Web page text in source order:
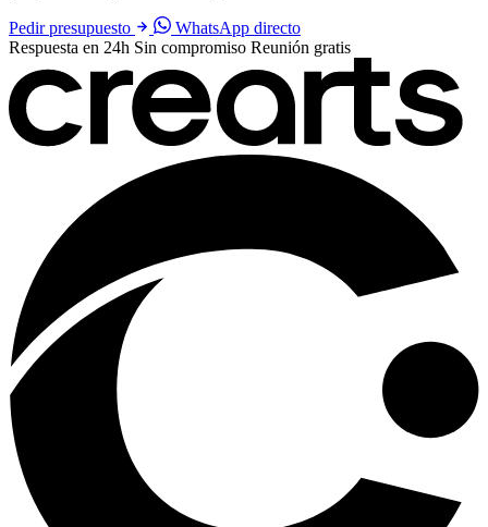
Pedir presupuesto
WhatsApp directo
Respuesta en 24h Sin compromiso Reunión gratis